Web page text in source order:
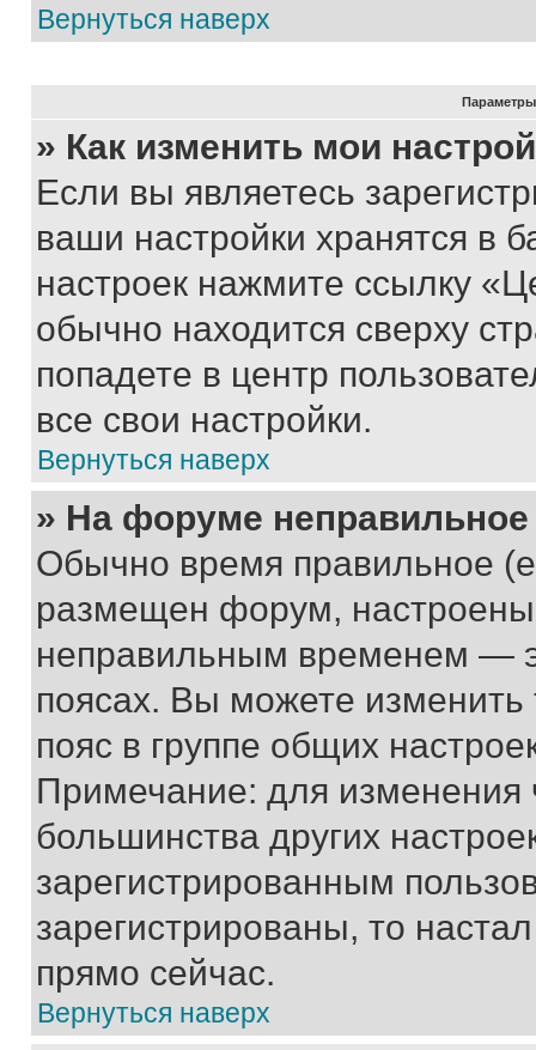
Вернуться наверх
Параметры
» Как изменить мои
Если вы являетесь
ваши настройки хранятся в
настроек нажмите ссылку
обычно находится сверху
попадете в центр
все свои настройки.
Вернуться наверх
» На форуме
Обычно время правильное
размещен форум, настроены
неправильным временем —
поясах. Вы можете изменить
пояс в группе общих
Примечание: для изменения
большинства других
зарегистрированным
зарегистрированы, то
прямо сейчас.
Вернуться наверх